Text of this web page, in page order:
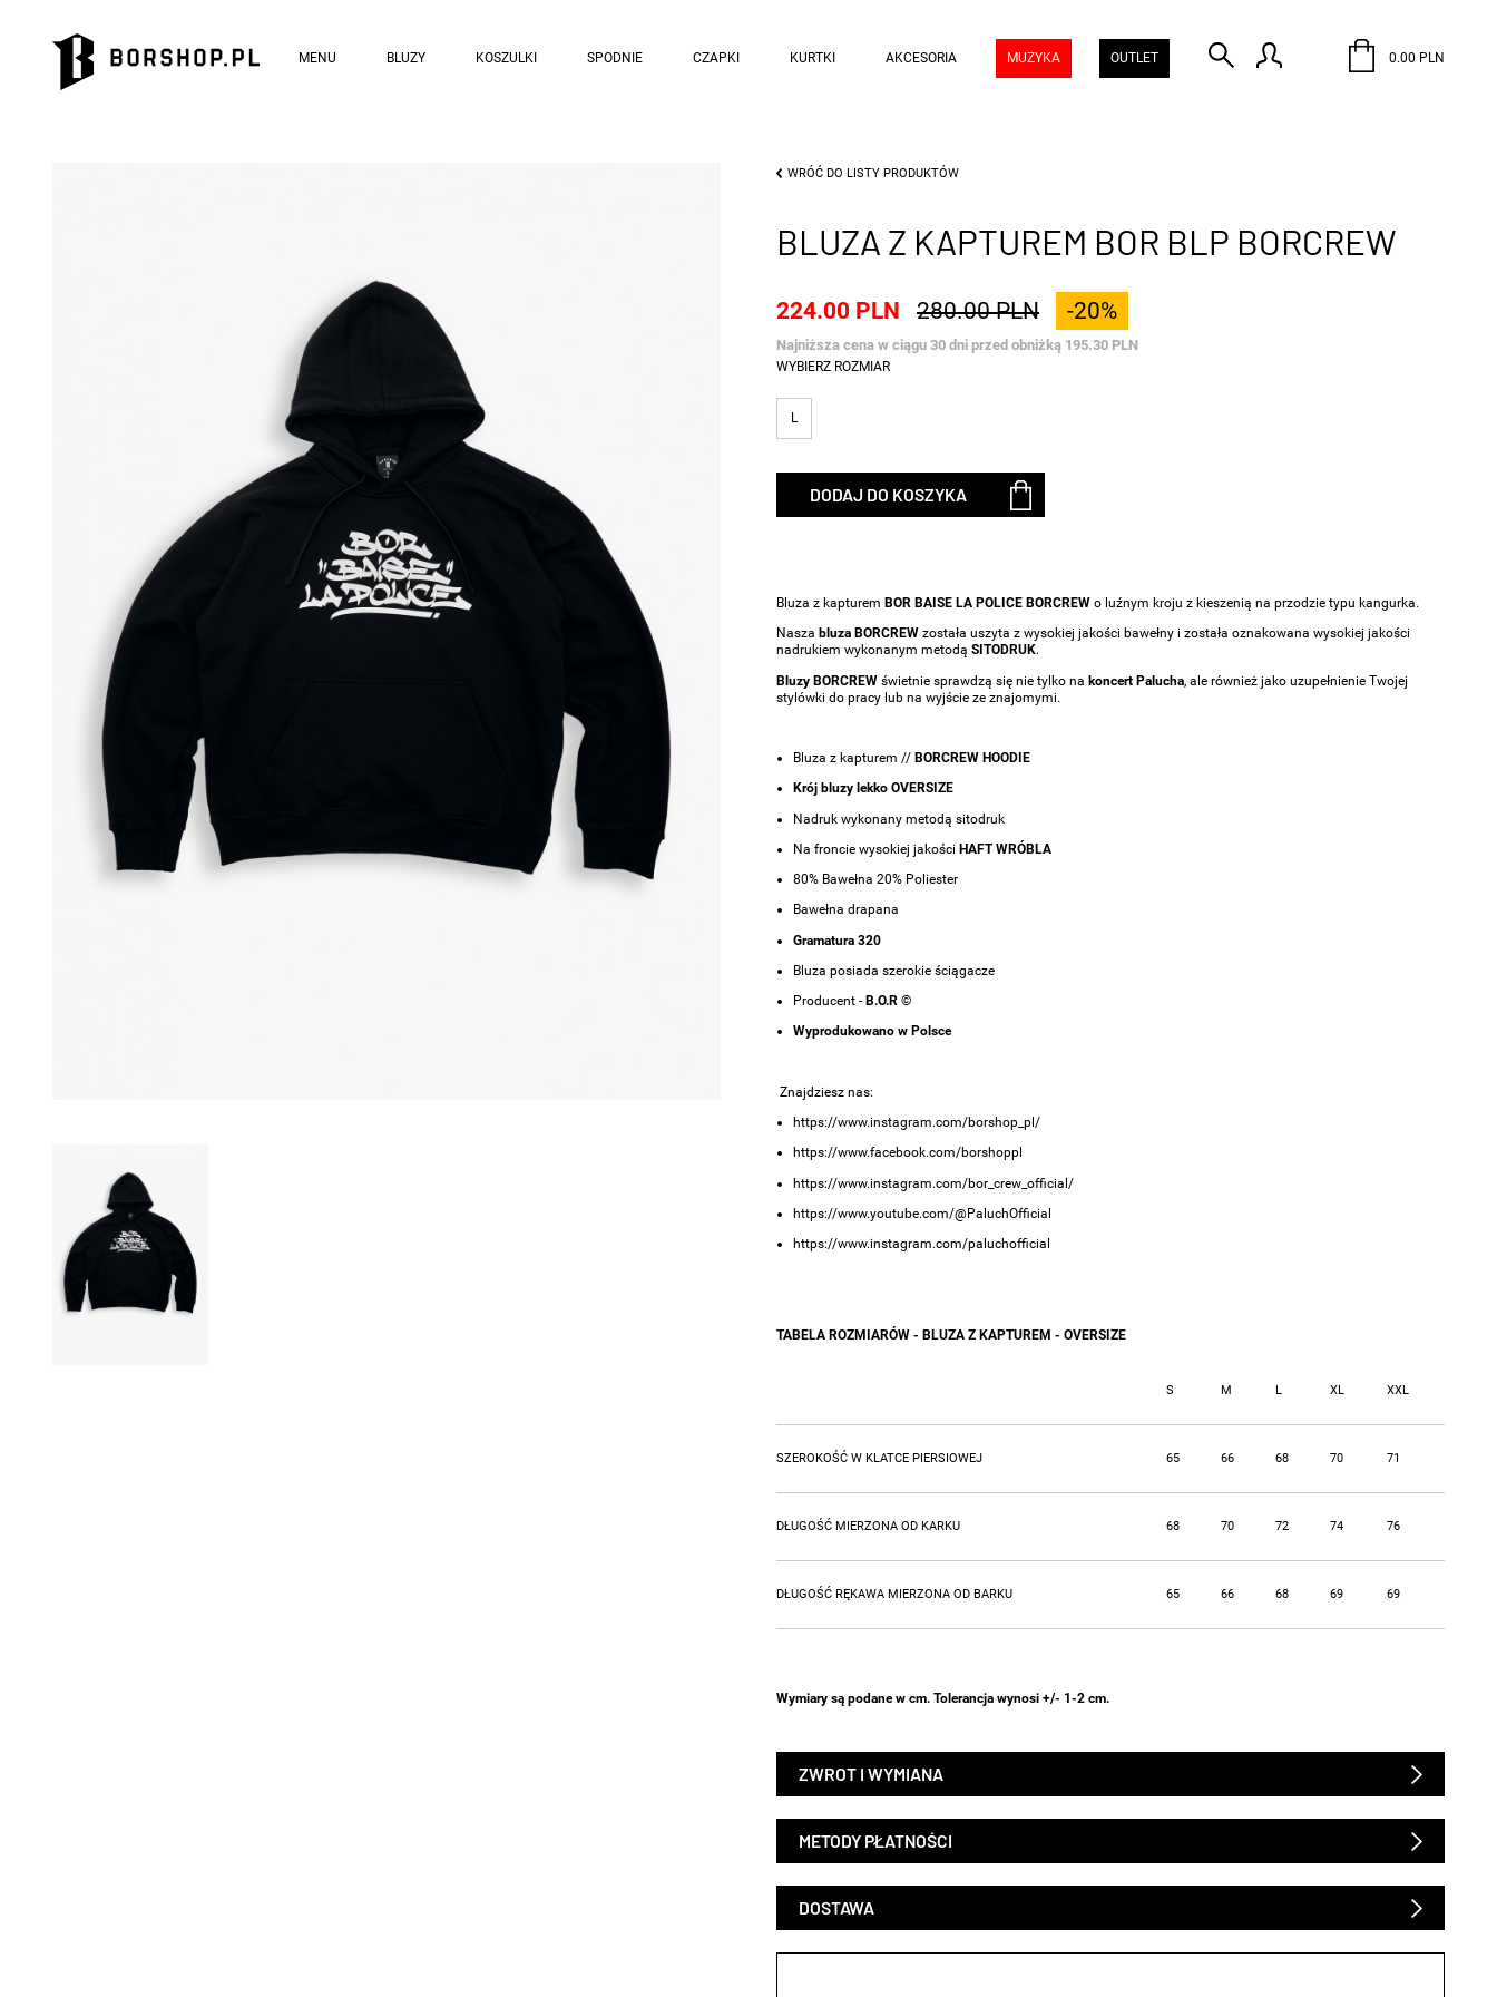
MENU BLUZY KOSZULKI SPODNIE CZAPKI KURTKI AKCESORIA MUZYKA OUTLET 0.00 PLN
WRÓĆ DO LISTY PRODUKTÓW
BLUZA Z KAPTUREM BOR BLP BORCREW
224.00 PLN 280.00 PLN -20%
Najniższa cena w ciągu 30 dni przed obniżką 195.30 PLN
WYBIERZ ROZMIAR
L
DODAJ DO KOSZYKA
Bluza z kapturem BOR BAISE LA POLICE BORCREW o luźnym kroju z kieszenią na przodzie typu kangurka.
Nasza bluza BORCREW została uszyta z wysokiej jakości bawełny i została oznakowana wysokiej jakości
nadrukiem wykonanym metodą SITODRUK.
Bluzy BORCREW świetnie sprawdzą się nie tylko na koncert Palucha, ale również jako uzupełnienie Twojej
stylówki do pracy lub na wyjście ze znajomymi.
Bluza z kapturem // BORCREW HOODIE
Krój bluzy lekko OVERSIZE
Nadruk wykonany metodą sitodruk
Na froncie wysokiej jakości HAFT WRÓBLA
80% Bawełna 20% Poliester
Bawełna drapana
Gramatura 320
Bluza posiada szerokie ściągacze
Producent - B.O.R ©
Wyprodukowano w Polsce
Znajdziesz nas:
https://www.instagram.com/borshop_pl/
https://www.facebook.com/borshoppl
https://www.instagram.com/bor_crew_official/
https://www.youtube.com/@PaluchOfficial
https://www.instagram.com/paluchofficial
TABELA ROZMIARÓW - BLUZA Z KAPTUREM - OVERSIZE
S M L XL XXL
SZEROKOŚĆ W KLATCE PIERSIOWEJ 65 66 68 70 71
DŁUGOŚĆ MIERZONA OD KARKU 68 70 72 74 76
DŁUGOŚĆ RĘKAWA MIERZONA OD BARKU 65 66 68 69 69
Wymiary są podane w cm. Tolerancja wynosi +/- 1-2 cm.
ZWROT I WYMIANA
METODY PŁATNOŚCI
DOSTAWA